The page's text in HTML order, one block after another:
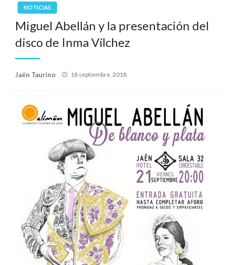
NOTICIAS
Miguel Abellán y la presentación del
disco de Inma Vílchez
Jaén Taurino
Publicado
18 septiembre, 2018